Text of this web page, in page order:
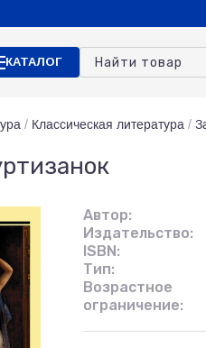
КАТАЛОГ
/ Классическая литература /
Автор:
Издательство:
ISBN:
Тип:
Возрастное
ограничение: